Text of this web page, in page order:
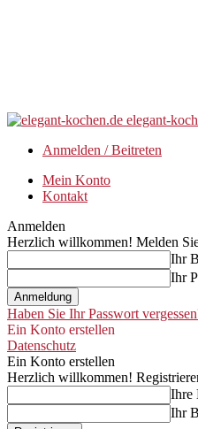
elegant-
Anmelden / Beitreten
Mein Konto
Kontakt
Anmelden
Herzlich willkommen! Melden
Ihr
Ihr
Haben Sie Ihr Passwort
Ein Konto erstellen
Datenschutz
Ein Konto erstellen
Herzlich willkommen!
Ihre
Ihr